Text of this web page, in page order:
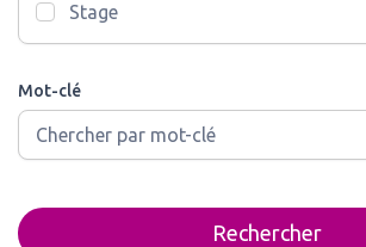
Stage
Mot-clé
Rechercher